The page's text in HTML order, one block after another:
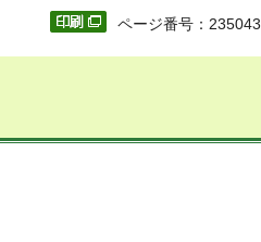
ページ番号：235043